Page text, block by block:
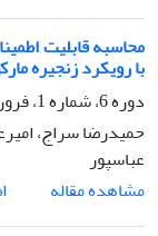
محاسبه قابلیت
با رویکرد زنجیره
دوره 6، شماره 1، فروردین 1398، صفحه
حمیدرضا سراج،
عباسپور
مشاهده مقاله